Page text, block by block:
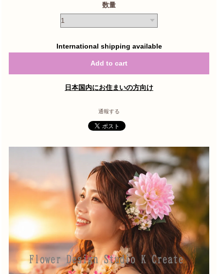
数量
International shipping available
Add to cart
日本国内にお住まいの方向け
通報する